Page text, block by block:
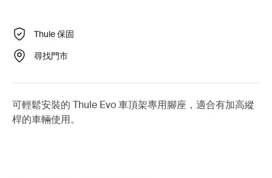
Thule 保固
尋找門市
可輕鬆安裝的 Thule Evo 車頂架專用腳座，適合有加高縱
桿的車輛使用。